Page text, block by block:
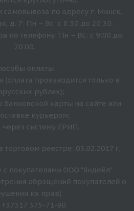
по адресу г. Минск,
д. 7: Пн – Вс: с 8:30 до 20:30.
по телефону: Пн – Вс: с 9:00 до
20:00.
оплаты:
производится только в
рублях);
карты на сайте или
курьером;
через систему ЕРИП.
торговом реестре: 03.02.2017 г.
с покупателями ООО "Яндейл"
обращений покупателей о
их прав)
+37517 375-71-90